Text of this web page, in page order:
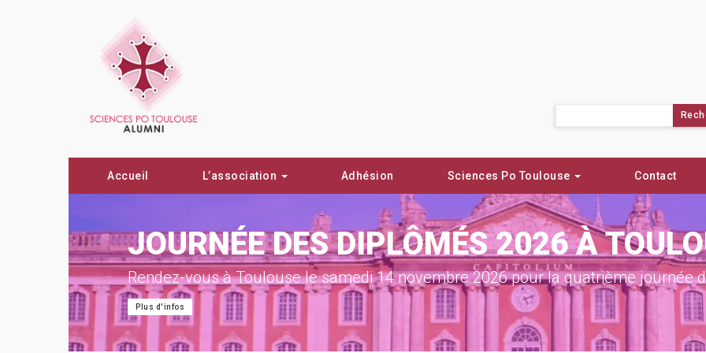
Accueil L’association Adhésion Sciences Po Toulouse Contact
JOURNÉE DES DIPLÔMÉS 2026 À
Rendez-vous à Toulouse le samedi 14 novembre 2026 pour la quatrième journée
Plus d'infos